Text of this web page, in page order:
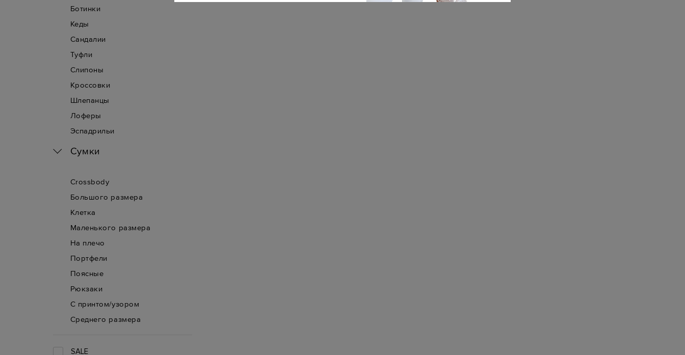
Ботинки
Кеды
Сандалии
Туфли
Слипоны
Кроссовки
Шлепанцы
Лоферы
Эспадрильи
Сумки
Crossbody
Большого размера
Клетка
Маленького размера
На плечо
Портфели
Поясные
Рюкзаки
С принтом/узором
Среднего размера
SALE